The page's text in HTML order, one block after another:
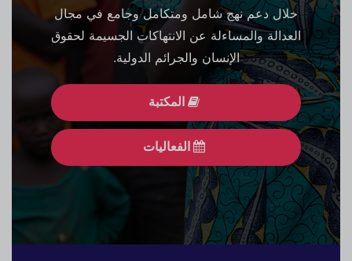
خلال دعم نهج شامل ومتكامل وجامع في مجال
العدالة والمساءلة عن الانتهاكات الجسيمة لحقوق
الإنسان والجرائم الدولية.
المكتبة
الفعاليات